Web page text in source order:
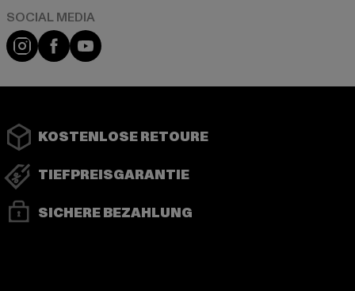
Instagram
FacebookYouTube
KOSTENLOSE RETOURE
TIEFPREISGARANTIE
SICHERE BEZAHLUNG